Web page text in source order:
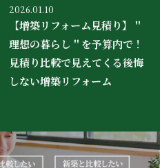
2026.01.10
【増築リフォーム見積り】＂
理想の暮らし＂を予算内で！
見積り比較で見えてくる後悔
しない増築リフォーム